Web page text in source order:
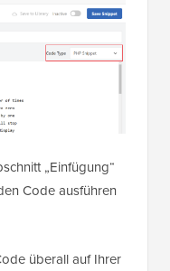
„Einfügung“
Code ausführen
überall auf Ihrer